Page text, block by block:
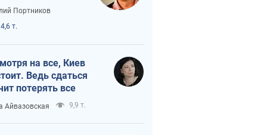
Портников
т.
на все, Киев
Ведь сдаться
потерять все
Айвазовская 9,9 т.